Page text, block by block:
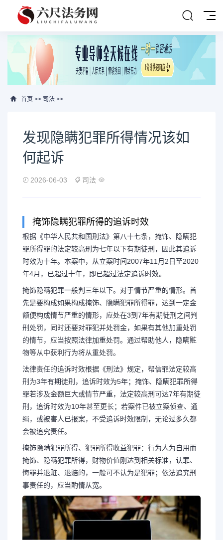
首页 >> 司法 >>
发现隐瞒犯罪所得情况该如
何起诉
2026-06-03 司法
掩饰隐瞒犯罪所得的追诉时效
根据《中华人民共和国刑法》第八十七条，掩饰、隐瞒犯
罪所得罪的法定较高刑为七年以下有期徒刑，因此其追诉
时效为十年。本案中，从立案时间2007年11月2日至2020
年4月，已超过十年，即已超过法定追诉时效。
掩饰隐瞒犯罪一般判三年以下。对于情节严重的情形。首
先是要构成如果构成掩饰、隐瞒犯罪所得罪，达到一定金
额便构成情节严重的情形，应处在3到7年有期徒刑之间判
刑处罚，同时还要对罪犯并处罚金，如果有其他加重处罚
的情节，应当按照法律加重处罚。通过帮助他人，隐瞒赃
物等从中获利行为将从重处罚。
法律责任的追诉时效根据《刑法》规定，帮信罪法定较高
刑为3年有期徒刑，追诉时效为5年；掩饰、隐瞒犯罪所得
罪若涉及金额巨大或情节严重，法定较高刑可达7年有期徒
刑，追诉时效为10年甚至更长；若案件已被立案侦查、通
缉，或被害人已报案，不受追诉时效限制，无论过多久都
会被追究责任。
掩饰隐瞒犯罪所得、犯罪所得收益犯罪：行为人为自用而
掩饰、隐瞒犯罪所得，财物价值刚达到相关标准，认罪、
悔罪并退赃、退赔的，一般可不认为是犯罪；依法追究刑
事责任的，应当酌情从宽。
发现隐瞒犯罪所得情
根据《中华人民共和国刑法》
犯罪所得罪的法定较高刑为七年以
时效为十年。本案中，从立案时间
月，已超过...